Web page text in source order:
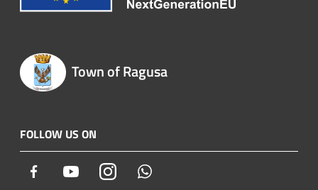
Town of Ragusa
FOLLOW US ON
Facebook YoutubeInstagram